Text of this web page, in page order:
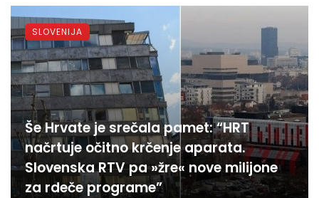
Še Hrvate je srečala pamet: “HRT
načrtuje očitno krčenje aparata.
Slovenska RTV pa »žre« nove milijone
za rdeče programe”
SLOVENIJA